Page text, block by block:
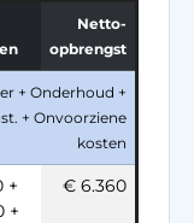
Netto-
opbrengst
+ Onderhoud +
+ Onvoorziene
kosten
+
+
€ 6.360